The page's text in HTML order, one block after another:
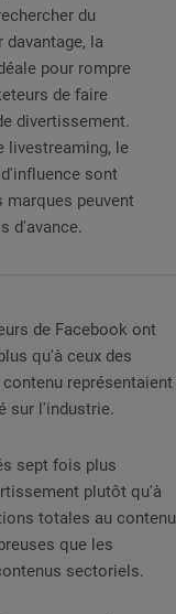
du
la
pour rompre
de faire
divertissement.
livestreaming, le
sont
peuvent
d'avance.
de Facebook ont
qu'à ceux des
représentaient
sur l'industrie.
sept fois plus
plutôt qu'à
totales au contenu
que les
sectoriels.